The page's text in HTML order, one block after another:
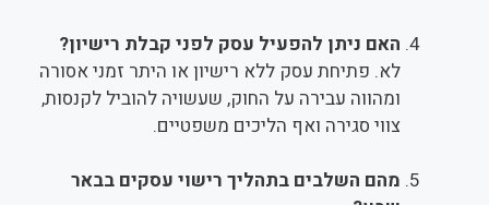
האם ניתן להפעיל עסק לפני קבלת רישיון?
לא. פתיחת עסק ללא רישיון או היתר זמני אסורה
ומהווה עבירה על החוק, שעשויה להוביל לקנסות,
צווי סגירה ואף הליכים משפטיים.
מהם השלבים בתהליך רישוי עסקים בבאר